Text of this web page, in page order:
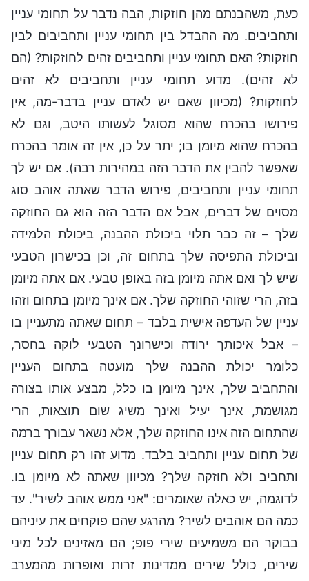
כעת, משהבנתם מהן חוזקות, הבה נדבר על תחומי עניין
ותחביבים. מה ההבדל בין תחומי עניין ותחביבים לבין
חוזקות? האם תחומי עניין ותחביבים זהים לחוזקות? (הם
לא זהים). מדוע תחומי עניין ותחביבים לא זהים
לחוזקות? (מכיוון שאם יש לאדם עניין בדבר-מה, אין
פירושו בהכרח שהוא מסוגל לעשותו היטב, וגם לא
בהכרח שהוא מיומן בו; יתר על כן, אין זה אומר בהכרח
שאפשר להבין את הדבר הזה במהירות רבה). אם יש לך
תחומי עניין ותחביבים, פירוש הדבר שאתה אוהב סוג
מסוים של דברים, אבל אם הדבר הזה הוא גם החוזקה
שלך – זה כבר תלוי ביכולת ההבנה, ביכולת הלמידה
וביכולת התפיסה שלך בתחום זה, וכן בכישרון הטבעי
שיש לך ואם אתה מיומן בזה באופן טבעי. אם אתה מיומן
בזה, הרי שזוהי החוזקה שלך. אם אינך מיומן בתחום וזהו
עניין של העדפה אישית בלבד – תחום שאתה מתעניין בו
– אבל איכותך ירודה וכישרונך הטבעי לוקה בחסר,
כלומר יכולת ההבנה שלך מועטה בתחום העניין
והתחביב שלך, אינך מיומן בו כלל, מבצע אותו בצורה
מגושמת, אינך יעיל ואינך משיג שום תוצאות, הרי
שהתחום הזה אינו החוזקה שלך, אלא נשאר עבורך ברמה
של תחום עניין ותחביב בלבד. מדוע זהו רק תחום עניין
ותחביב ולא חוזקה שלך? מכיוון שאתה לא מיומן בו.
לדוגמה, יש כאלה שאומרים: "אני ממש אוהב לשיר". עד
כמה הם אוהבים לשיר? מהרגע שהם פוקחים את עיניהם
בבוקר הם משמיעים שירי פופ; הם מאזינים לכל מיני
שירים, כולל שירים ממדינות זרות ואופרות מהמערב